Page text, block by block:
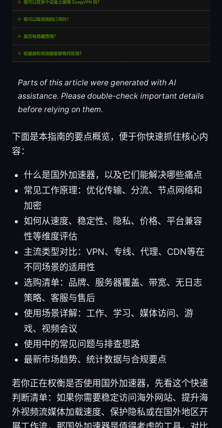
Parts of this article were generated with AI
assistance. Please double-check important details
before relying on them.
下面是本指南的要点概览，便于你快速抓住核心内
容：
什么是国外加速器，以及它们能解决哪些痛点
常见工作原理：优化传输、分流、节点网络和
加密
如何从速度、稳定性、隐私、价格、平台兼容
性等维度评估
主流类型对比：VPN、专线、代理、CDN等在
不同场景的适用性
选购清单：品牌、服务器覆盖、带宽、无日志
策略、客服与售后
使用场景详解：工作、学习、媒体访问、游
戏、视频会议
使用中的常见问题与排查思路
最新市场趋势、统计数据与合规要点
若你正在权衡是否使用国外加速器，先看这个快速
判断清单：如果你需要稳定访问海外网站、提升海
外视频流媒体加载速度、保护隐私或在国外地区开